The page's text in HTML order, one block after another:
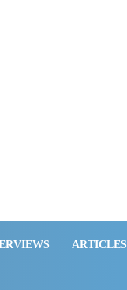
ARTICLES